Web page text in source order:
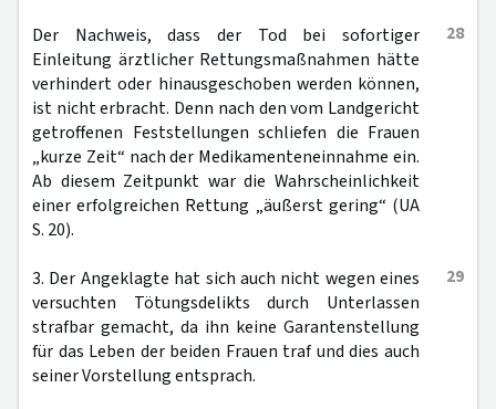
28
Der Nachweis, dass der Tod bei sofortiger
Einleitung ärztlicher Rettungsmaßnahmen hätte
verhindert oder hinausgeschoben werden können,
ist nicht erbracht. Denn nach den vom Landgericht
getroffenen Feststellungen schliefen die Frauen
„kurze Zeit“ nach der Medikamenteneinnahme ein.
Ab diesem Zeitpunkt war die Wahrscheinlichkeit
einer erfolgreichen Rettung „äußerst gering“ (UA
S. 20).
29
3. Der Angeklagte hat sich auch nicht wegen eines
versuchten Tötungsdelikts durch Unterlassen
strafbar gemacht, da ihn keine Garantenstellung
für das Leben der beiden Frauen traf und dies auch
seiner Vorstellung entsprach.